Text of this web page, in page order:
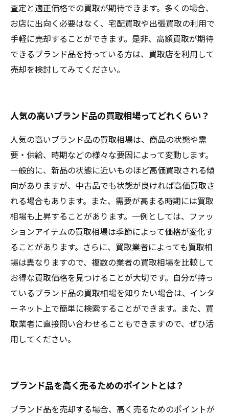
査定と適正価格での買取が期待できます。多くの場合、
お店に出向く必要はなく、宅配買取や出張買取の利用で
手軽に売却することができます。是非、高額買取が期待
できるブランド品を持っている方は、買取店を利用して
売却を検討してみてください。
人気の高いブランド品の買取相場ってどれくらい？
人気の高いブランド品の買取相場は、商品の状態や需
要・供給、時期などの様々な要因によって変動します。
一般的に、新品の状態に近いものほど高価買取される傾
向がありますが、中古品でも状態が良ければ高価買取さ
れる場合もあります。また、需要が高まる時期には買取
相場も上昇することがあります。一例としては、ファッ
ションアイテムの買取相場は季節によって価格が変化す
ることがあります。さらに、買取業者によっても買取相
場は異なりますので、複数の業者の買取相場を比較して
お得な買取価格を見つけることが大切です。自分が持っ
ているブランド品の買取相場を知りたい場合は、インタ
ーネット上で簡単に検索することができます。また、買
取業者に直接問い合わせることもできますので、ぜひ活
用してください。
ブランド品を高く売るためのポイントとは？
ブランド品を売却する場合、高く売るためのポイントが